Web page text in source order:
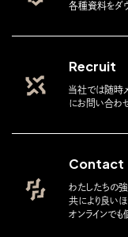
各種資料をダウ
Recruit
当社では随時
にお問い合わせ
Contact
わたしたちの強
共により良い
オンラインで